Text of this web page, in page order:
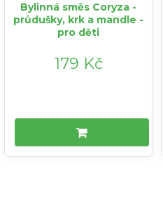
Bylinná směs Coryza -
průdušky, krk a mandle -
pro děti
179 Kč